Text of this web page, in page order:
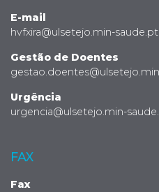
E-mail
hvfxira@ulsetejo.min-saude.pt
Gestão de Doentes
Urgência
urgencia@ulsetejo.min-
FAX
Fax